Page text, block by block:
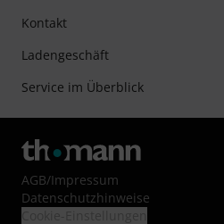
Kontakt
Ladengeschäft
Service im Überblick
AGB/Impressum
Datenschutzhinweise